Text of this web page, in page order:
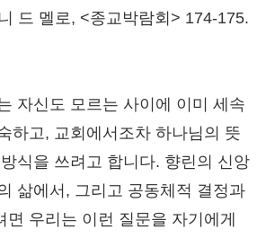
드 멜로, <종교박람회> 174-175.
자신도 모르는 사이에 이미 세속
하고, 교회에서조차 하나님의 뜻
식을 쓰려고 합니다. 향린의 신앙
삶에서, 그리고 공동체적 결정과
면 우리는 이런 질문을 자기에게